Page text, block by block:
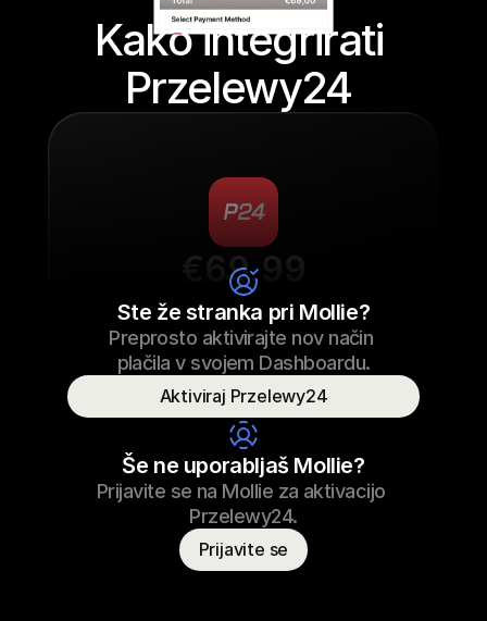
Kako integrirati
Przelewy24
€69.99
Vezalke za superge
Vezalke za superge
23/09/2022 17:29 €69.99
Plačano
Ste že stranka pri Mollie?
Preprosto aktivirajte nov način
plačila v svojem Dashboardu.
Aktiviraj Przelewy24
Še ne uporabljaš Mollie?
Prijavite se na Mollie za aktivacijo
Przelewy24.
Prijavite se